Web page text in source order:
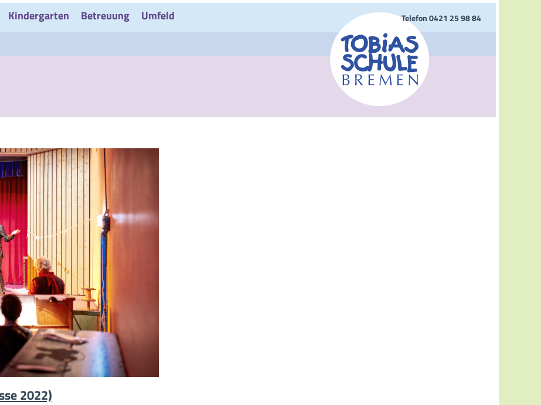
Kindergarten Betreuung Umfeld Telefon 0421 25 98 84
2022)